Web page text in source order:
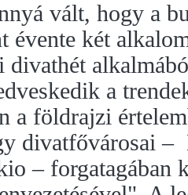
vált, hogy a
évente két
divathét
a
a földrajzi
divatfővárosai
– forgatagában